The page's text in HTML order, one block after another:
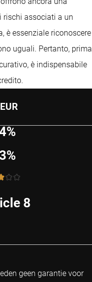
rischi associati a un
è essenziale riconoscere
uguali. Pertanto, prima
è indispensabile
8
geen garantie voor